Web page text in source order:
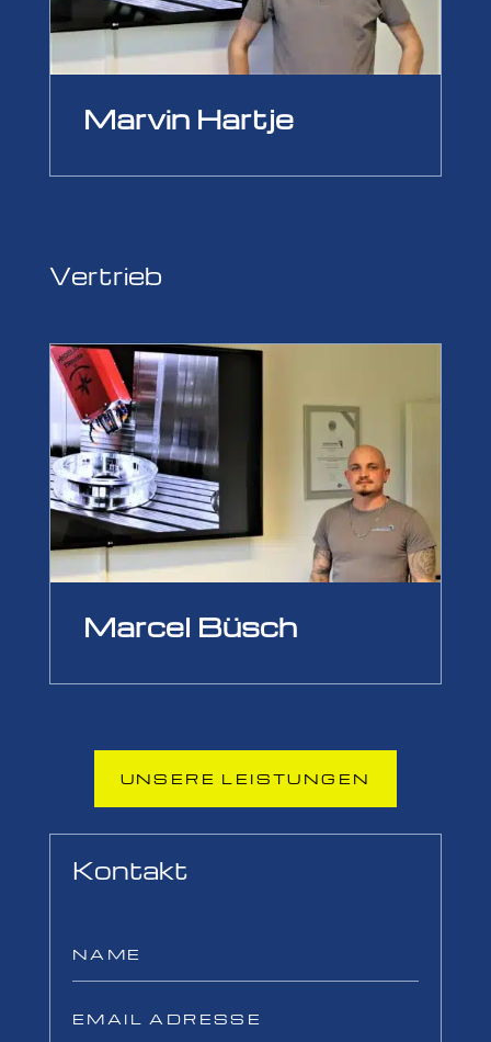
Marvin Hartje
Vertrieb
Marcel Büsch
UNSERE LEISTUNGEN
Kontakt